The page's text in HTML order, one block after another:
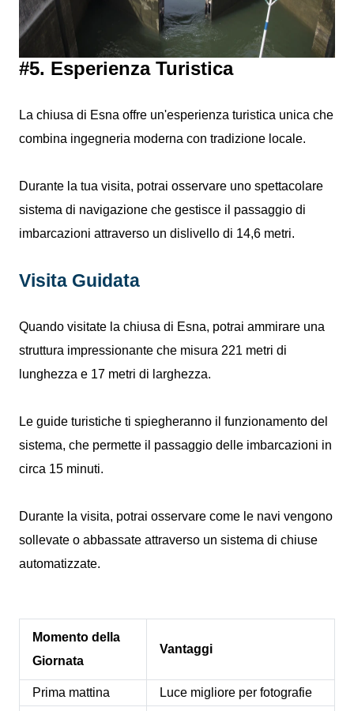
#5. Esperienza Turistica
La chiusa di Esna offre un'esperienza turistica unica che
combina ingegneria moderna con tradizione locale.
Durante la tua visita, potrai osservare uno spettacolare
sistema di navigazione che gestisce il passaggio di
imbarcazioni attraverso un dislivello di 14,6 metri.
Visita Guidata
Quando visitate la chiusa di Esna, potrai ammirare una
struttura impressionante che misura 221 metri di
lunghezza e 17 metri di larghezza.
Le guide turistiche ti spiegheranno il funzionamento del
sistema, che permette il passaggio delle imbarcazioni in
circa 15 minuti.
Durante la visita, potrai osservare come le navi vengono
sollevate o abbassate attraverso un sistema di chiuse
automatizzate.
Momento della
Giornata
Vantaggi
Prima mattina Luce migliore per fotografie